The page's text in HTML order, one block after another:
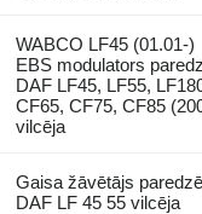
WABCO LF45 (01.01-)
EBS modulators
DAF LF45, LF55,
CF65, CF75, CF85
vilcēja
Gaisa žāvētājs
DAF LF 45 55 vilcēja